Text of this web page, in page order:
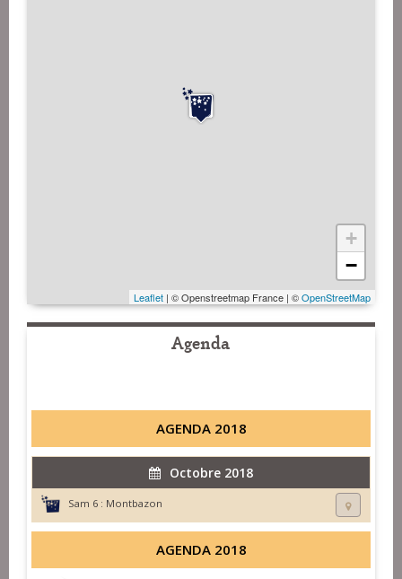
+
−
Leaflet | © Openstreetmap France | ©OpenStreetMap
Agenda
AGENDA 2018
Octobre 2018
Sam 6 : Montbazon
AGENDA 2018